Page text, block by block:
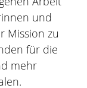
und
Mission zu
für die
mehr